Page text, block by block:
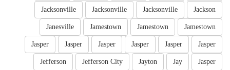
Jackson
Jacksonville
Jacksonville
Jacksonville
Jamestown
Jamestown
Jamestown
Janesville
Jasper
Jasper
Jasper
Jasper
Jasper
Jasper
Jasper
Jay
Jayton
Jefferson City
Jefferson